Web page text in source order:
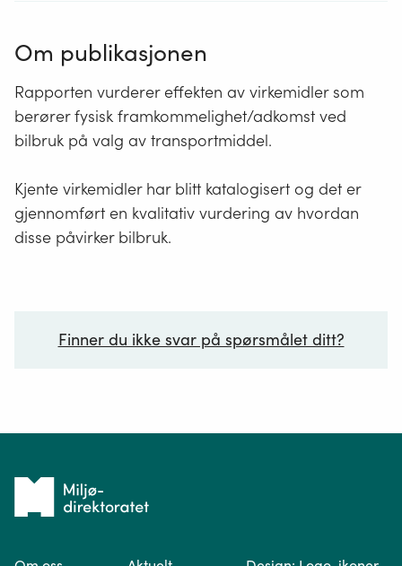
Om publikasjonen
Rapporten vurderer effekten av virkemidler som
berører fysisk framkommelighet/adkomst ved
bilbruk på valg av transportmiddel.
Kjente virkemidler har blitt katalogisert og det er
gjennomført en kvalitativ vurdering av hvordan
disse påvirker bilbruk.
Finner du ikke svar på spørsmålet ditt?
Tilbake